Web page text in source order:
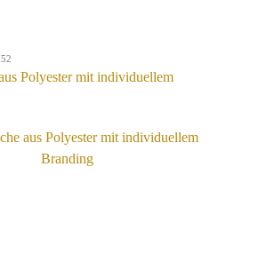
Polyester mit individuellem